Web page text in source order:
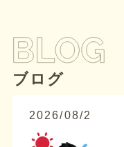
ブログ
2026/08/2